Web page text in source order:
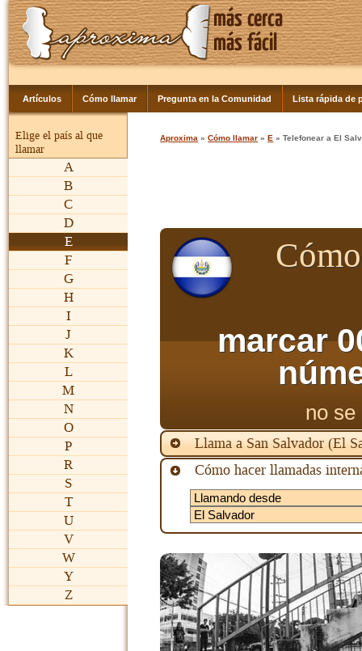
Artículos Cómo llamar Pregunta en la Comunidad Lista rápida de
Elige el país al que
llamar
A
B
C
D
E
F
G
H
I
J
K
L
M
N
O
P
R
S
T
U
V
W
Y
Z
Aproxima »Cómo llamar »E » Telefonear a El
marcar
no
Llama a San Salvador (El
Cómo hacer llamadas